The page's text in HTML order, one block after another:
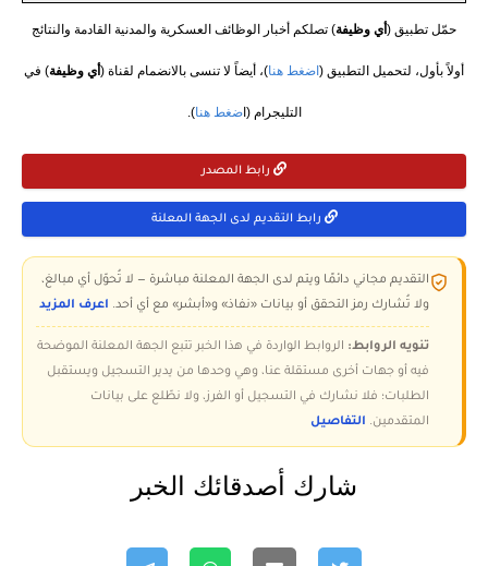
حمّل تطبيق ( أي وظيفة) تصلكم أخبار الوظائف العسكرية والمدنية القادمة والنتائج
أولاً بأول، لتحميل التطبيق ( اضغط هنا)، أيضاً لا تنسى بالانضمام لقناة ( أي وظيفة) في
التليجرام (اضغط هنا).
رابط المصدر
رابط التقديم لدى الجهة المعلنة
التقديم مجاني دائمًا ويتم لدى الجهة المعلنة مباشرة — لا تُحوّل أي مبالغ،
ولا تُشارك رمز التحقق أو بيانات «نفاذ» و«أبشر» مع أي أحد. اعرف المزيد
تنويه الروابط: الروابط الواردة في هذا الخبر تتبع الجهة المعلنة الموضحة
فيه أو جهات أخرى مستقلة عنا، وهي وحدها من يدير التسجيل ويستقبل
الطلبات؛ فلا نشارك في التسجيل أو الفرز، ولا نطّلع على بيانات
المتقدمين. التفاصيل
شارك أصدقائك الخبر